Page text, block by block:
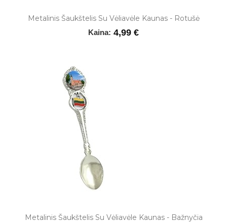
Metalinis Šaukštelis Su Vėliavėle Kaunas - Rotušė
Kaina: 4,99 €
Metalinis Šaukštelis Su Vėliavėle Kaunas - Bažnyčia